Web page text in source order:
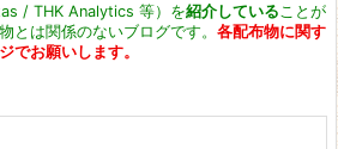
/ THK Analytics 等）を紹介している ことが
とは関係のないブログです。 各配布物に関す
でお願いします。